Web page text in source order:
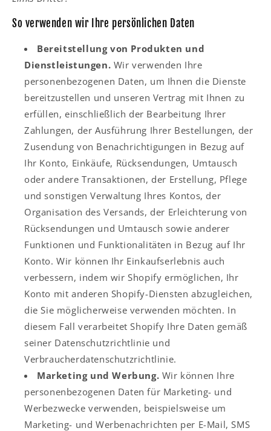
So verwenden wir Ihre persönlichen Daten
Bereitstellung von Produkten und
Dienstleistungen. Wir verwenden Ihre
personenbezogenen Daten, um Ihnen die Dienste
bereitzustellen und unseren Vertrag mit Ihnen zu
erfüllen, einschließlich der Bearbeitung Ihrer
Zahlungen, der Ausführung Ihrer Bestellungen, der
Zusendung von Benachrichtigungen in Bezug auf
Ihr Konto, Einkäufe, Rücksendungen, Umtausch
oder andere Transaktionen, der Erstellung, Pflege
und sonstigen Verwaltung Ihres Kontos, der
Organisation des Versands, der Erleichterung von
Rücksendungen und Umtausch sowie anderer
Funktionen und Funktionalitäten in Bezug auf Ihr
Konto. Wir können Ihr Einkaufserlebnis auch
verbessern, indem wir Shopify ermöglichen, Ihr
Konto mit anderen Shopify-Diensten abzugleichen,
die Sie möglicherweise verwenden möchten. In
diesem Fall verarbeitet Shopify Ihre Daten gemäß
seiner Datenschutzrichtlinie und
Verbraucherdatenschutzrichtlinie.
Marketing und Werbung. Wir können Ihre
personenbezogenen Daten für Marketing- und
Werbezwecke verwenden, beispielsweise um
Marketing- und Werbenachrichten per E-Mail, SMS